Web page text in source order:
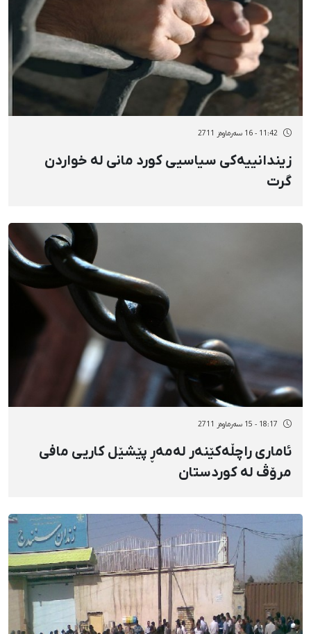
11:42 - 16 سەرماوەز 2711
زیندانییەكی سیاسیی كورد مانی لە خواردن
گرت
18:17 - 15 سەرماوەز 2711
ئاماری راچڵەكێنەر لەمەڕ پێشێل كاریی مافی
مرۆڤ لە كوردستان